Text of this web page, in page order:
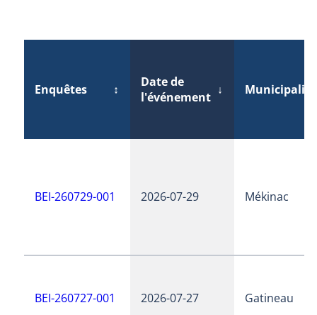
Enquêtes ↕
Date de
l'événement ↓ Municipalité
BEI-260729-001 2026-07-29 Mékinac
BEI-260727-001 2026-07-27 Gatineau